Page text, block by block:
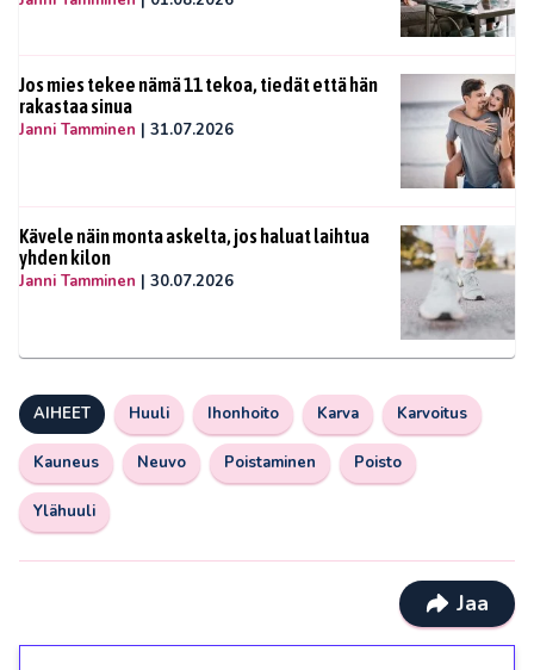
Jos mies tekee nämä 11 tekoa, tiedät että hän
rakastaa sinua
Janni Tamminen | 31.07.2026
Kävele näin monta askelta, jos haluat laihtua
yhden kilon
Janni Tamminen | 30.07.2026
AIHEET Huuli Ihonhoito Karva Karvoitus
Kauneus Neuvo Poistaminen Poisto
Ylähuuli
Jaa